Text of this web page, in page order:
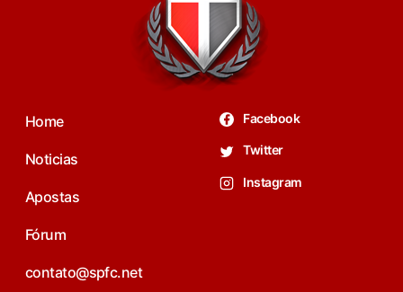
Home
Noticias
Apostas
Fórum
contato@spfc.net
Facebook
Twitter
Instagram